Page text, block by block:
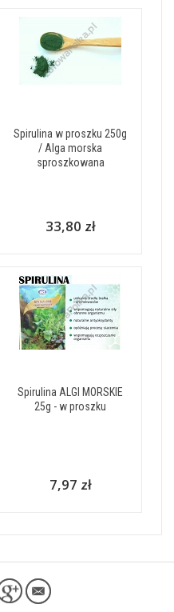
Spirulina w proszku 250g
/ Alga morska
sproszkowana
33,80 zł
Spirulina ALGI MORSKIE
25g - w proszku
7,97 zł